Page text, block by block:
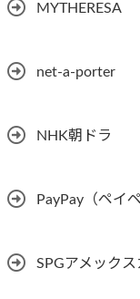
MYTHERESA
net-a-porter
NHK朝ドラ
PayPay（ペイペ
SPGアメックス